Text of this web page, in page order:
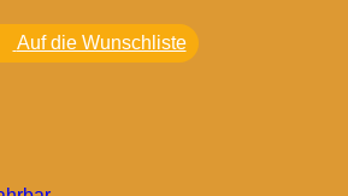
Auf die Wunschliste